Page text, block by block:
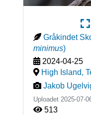
Gråkindet
minimus)
2024-04-25
High Island,
Jakob
Uploadet 2025-07-
513